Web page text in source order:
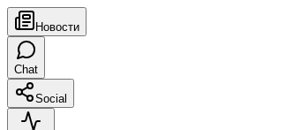
Новости
Chat
Social